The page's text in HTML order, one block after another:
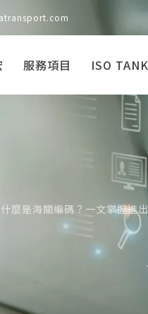
服務項目 ISO
什麼是海關編碼？一文掌握進